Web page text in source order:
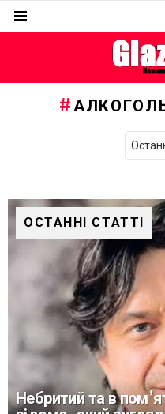
ОСТАННІ СТАТТІ
Небритий та в